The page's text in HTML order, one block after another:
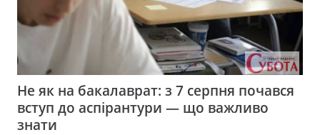
Не як на бакалаврат: з 7 серпня почався
вступ до аспірантури — що важливо
знати